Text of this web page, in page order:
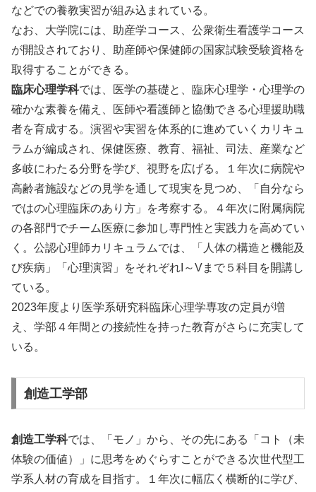
などでの養教実習が組み込まれている。
なお、大学院には、助産学コース、公衆衛生看護学コース
が開設されており、助産師や保健師の国家試験受験資格を
取得することができる。
臨床心理学科では、医学の基礎と、臨床心理学・心理学の
確かな素養を備え、医師や看護師と協働できる心理援助職
者を育成する。演習や実習を体系的に進めていくカリキュ
ラムが編成され、保健医療、教育、福祉、司法、産業など
多岐にわたる分野を学び、視野を広げる。１年次に病院や
高齢者施設などの見学を通して現実を見つめ、「自分なら
ではの心理臨床のあり方」を考察する。４年次に附属病院
の各部門でチーム医療に参加し専門性と実践力を高めてい
く。公認心理師カリキュラムでは、「人体の構造と機能及
び疾病」「心理演習」をそれぞれI～Vまで５科目を開講し
ている。
2023年度より医学系研究科臨床心理学専攻の定員が増
え、学部４年間との接続性を持った教育がさらに充実して
いる。
創造工学部
創造工学科では、「モノ」から、その先にある「コト（未
体験の価値）」に思考をめぐらすことができる次世代型工
学系人材の育成を目指す。１年次に幅広く横断的に学び、